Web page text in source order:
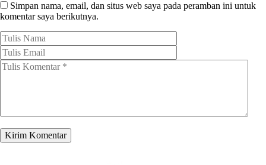
Simpan nama, email, dan situs web saya pada peramban ini untuk
komentar saya berikutnya.